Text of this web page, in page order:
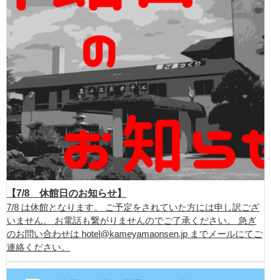
【7/8 休館日のお知らせ】
7/8 は休館となります。 ご予定をされていた方には申し訳ござ
いません。 お電話も繋がりませんのでご了承ください。 急ぎ
のお問い合わせは hotel@kameyamaonsen.jp までメールにてご
連絡ください。